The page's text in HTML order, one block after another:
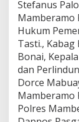
Stefanus
Mamberamo
Hukum
Tasti., Kabag
Bonai,
dan
Dorce
Mamberamo
Polres